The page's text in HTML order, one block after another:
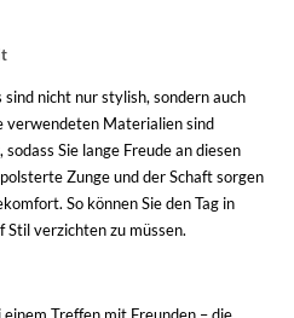
nicht nur stylish, sondern auch
verwendeten Materialien sind
Sie lange Freude an diesen
Zunge und der Schaft sorgen
So können Sie den Tag in
Stil verzichten zu müssen.
Treffen mit Freunden – die